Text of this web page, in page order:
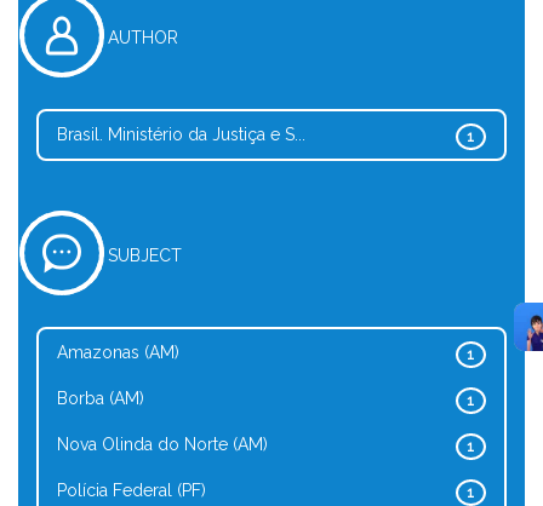
AUTHOR
1
Brasil. Ministério da Justiça e S...
SUBJECT
1
Amazonas (AM)
1
Borba (AM)
1
Nova Olinda do Norte (AM)
1
Polícia Federal (PF)